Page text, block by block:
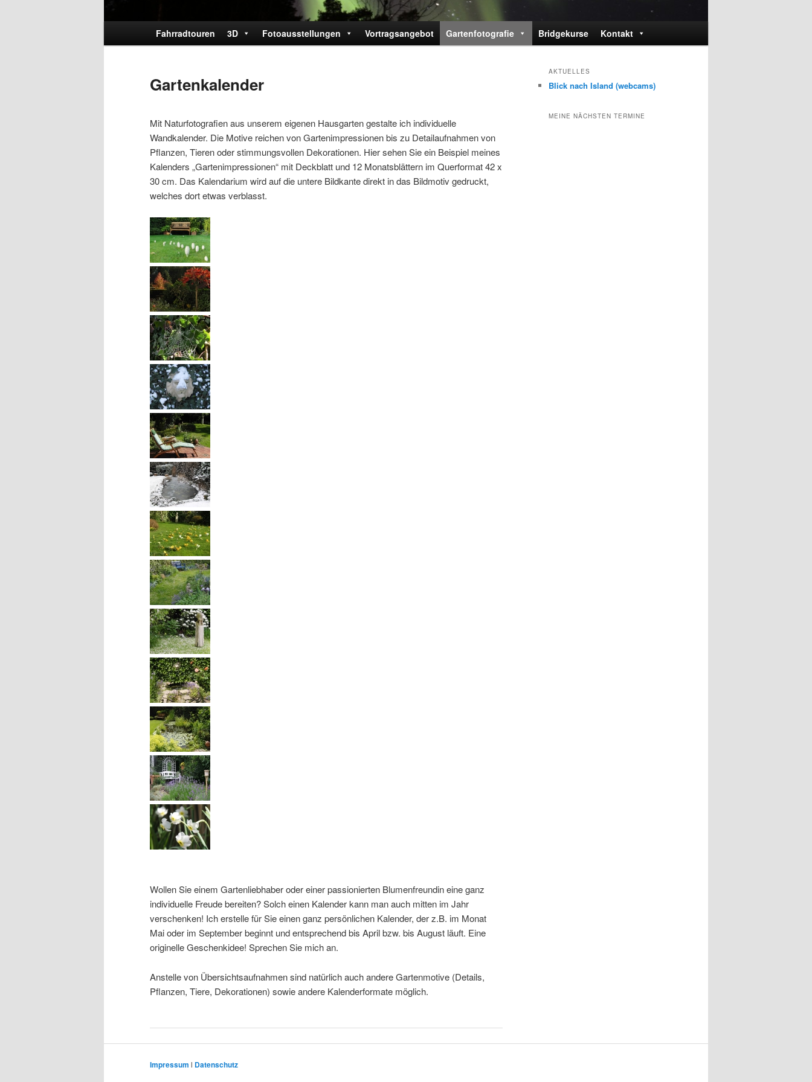
Fahrradtouren 3D Fotoausstellungen Vortragsangebot Gartenfotografie Bridgekurse Kontakt
Gartenkalender
Mit Naturfotografien aus unserem eigenen Hausgarten gestalte ich individuelle
Wandkalender. Die Motive reichen von Gartenimpressionen bis zu Detailaufnahmen von
Pflanzen, Tieren oder stimmungsvollen Dekorationen. Hier sehen Sie ein Beispiel meines
Kalenders „Gartenimpressionen“ mit Deckblatt und 12 Monatsblättern im Querformat 42 x
30 cm. Das Kalendarium wird auf die untere Bildkante direkt in das Bildmotiv gedruckt,
welches dort etwas verblasst.
Wollen Sie einem Gartenliebhaber oder einer passionierten Blumenfreundin eine ganz
individuelle Freude bereiten? Solch einen Kalender kann man auch mitten im Jahr
verschenken! Ich erstelle für Sie einen ganz persönlichen Kalender, der z.B. im Monat
Mai oder im September beginnt und entsprechend bis April bzw. bis August läuft. Eine
originelle Geschenkidee! Sprechen Sie mich an.
Anstelle von Übersichtsaufnahmen sind natürlich auch andere Gartenmotive (Details,
Pflanzen, Tiere, Dekorationen) sowie andere Kalenderformate möglich.
AKTUELLES
Blick nach Island (webcams)
MEINE NÄCHSTEN TERMINE
Impressum l Datenschutz